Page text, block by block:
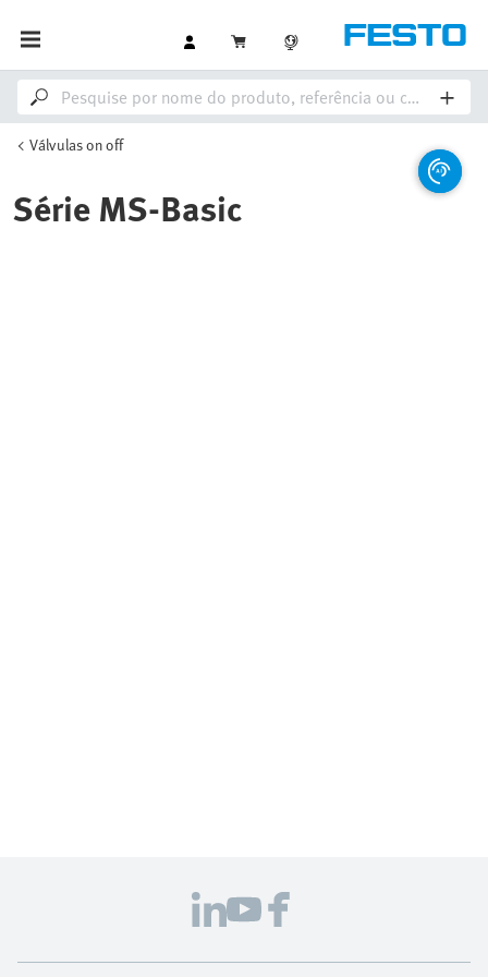
Válvulas on off
Série MS-Basic